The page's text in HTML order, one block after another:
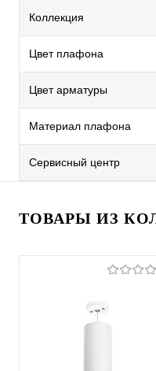
Коллекция
Цвет плафона
Цвет арматуры
Материал плафона
Сервисный центр
ТОВАРЫ ИЗ